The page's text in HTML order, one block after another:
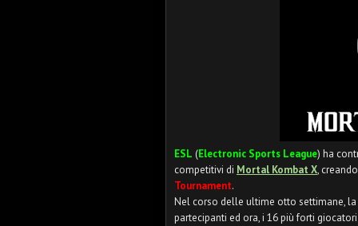
ESL (Electronic Sports League) ha
competitivi di Mortal Kombat X,
Tournament.
Nel corso delle ultime otto settimane,
partecipanti ed ora, i 16 più forti